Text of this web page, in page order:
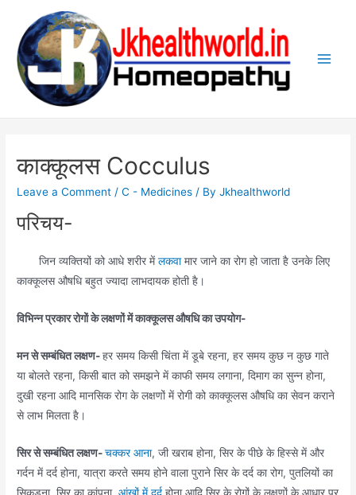
content
काक्कूलस Cocculus
Leave a Comment /C - Medicines / ByJkhealthworld
परिचय-
जिन व्यक्तियों को आधे शरीर मेंलकवामार जाने का रोग हो जाता है उनके लिए
काक्कूलस औषधि बहुत ज्यादा लाभदायक होती है।
विभिन्न प्रकार रोगों के लक्षणों में काक्कूलस औषधि का उपयोग-
मन से सम्बंधित लक्षण-हर समय किसी चिंता में डूबे रहना, हर समय कुछ न कुछ गाते
या बोलते रहना, किसी बात को समझने में काफी समय लगाना, दिमाग का सुन्न होना,
दुखी रहना आदि मानसिक रोग के लक्षणों में रोगी को काक्कूलस औषधि का सेवन कराने
से लाभ मिलता है।
सिर से सम्बंधित लक्षण-चक्कर आना, जी खराब होना, सिर के पीछे के हिस्से में और
गर्दन में दर्द होना, यात्रा करते समय होने वाला पुराने सिर के दर्द का रोग, पुतलियों का